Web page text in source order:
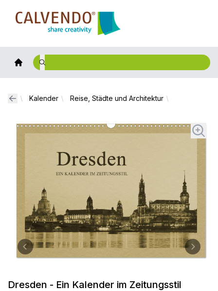
Calvendo
Kalender Reise, Städte und Architektur
Dresden - Ein Kalender im Zeitungsstil